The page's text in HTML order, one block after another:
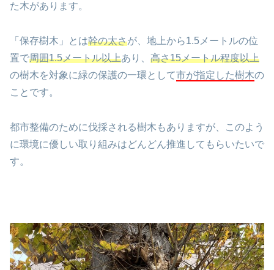
た木があります。
「保存樹木」とは幹の太さが、地上から1.5メートルの位
置で周囲1.5メートル以上あり、 高さ15メートル程度以上
の樹木を対象に緑の保護の一環として市が指定した樹木の
ことです。
都市整備のために伐採される樹木もありますが、このよう
に環境に優しい取り組みはどんどん推進してもらいたいで
す。